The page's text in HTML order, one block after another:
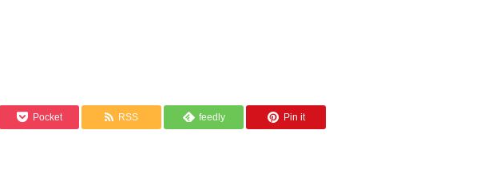
Pocket RSS feedly Pin it